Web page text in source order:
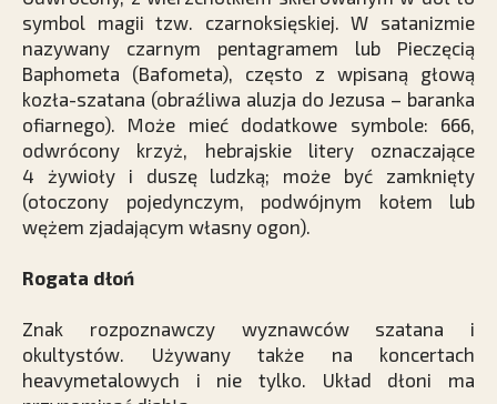
symbol magii tzw. czarnoksięskiej. W satanizmie
nazywany czarnym pentagramem lub Pieczęcią
Baphometa (Bafometa), często z wpisaną głową
kozła-szatana (obraźliwa aluzja do Jezusa – baranka
ofiarnego). Może mieć dodatkowe symbole: 666,
odwrócony krzyż, hebrajskie litery oznaczające
4 żywioły i duszę ludzką; może być zamknięty
(otoczony pojedynczym, podwójnym kołem lub
wężem zjadającym własny ogon).
Rogata dłoń
Znak rozpoznawczy wyznawców szatana i
okultystów. Używany także na koncertach
heavymetalowych i nie tylko. Układ dłoni ma